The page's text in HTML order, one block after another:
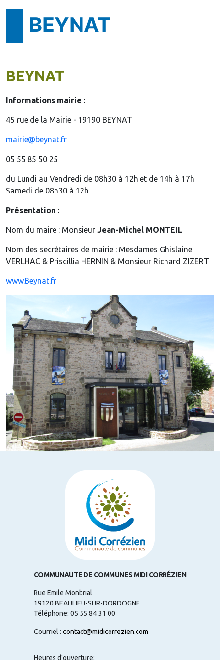
BEYNAT
BEYNAT
Informations mairie :
45 rue de la Mairie - 19190 BEYNAT
mairie@beynat.fr
05 55 85 50 25
du Lundi au Vendredi de 08h30 à 12h et de 14h à 17h
Samedi de 08h30 à 12h
Présentation :
Nom du maire : Monsieur Jean-Michel MONTEIL
Nom des secrétaires de mairie : Mesdames Ghislaine
VERLHAC & Priscillia HERNIN & Monsieur Richard ZIZERT
www.Beynat.fr
COMMUNAUTE DE COMMUNES MIDI CORRÉZIEN
Rue Emile Monbrial
19120 BEAULIEU-SUR-DORDOGNE
Téléphone: 05 55 84 31 00
Courriel : contact@midicorrezien.com
Heures d'ouverture: